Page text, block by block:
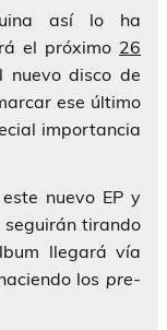
así lo ha
el próximo 26
disco de
ese último
importancia
nuevo EP y
seguirán tirando
llegará vía
los pre-